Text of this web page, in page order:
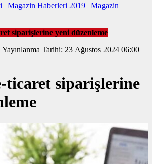
| Magazin Haberleri 2019 | Magazin
siparişlerine yeni düzenleme
Yayınlanma Tarihi: 23 Ağustos 2024 06:00
ticaret siparişlerine